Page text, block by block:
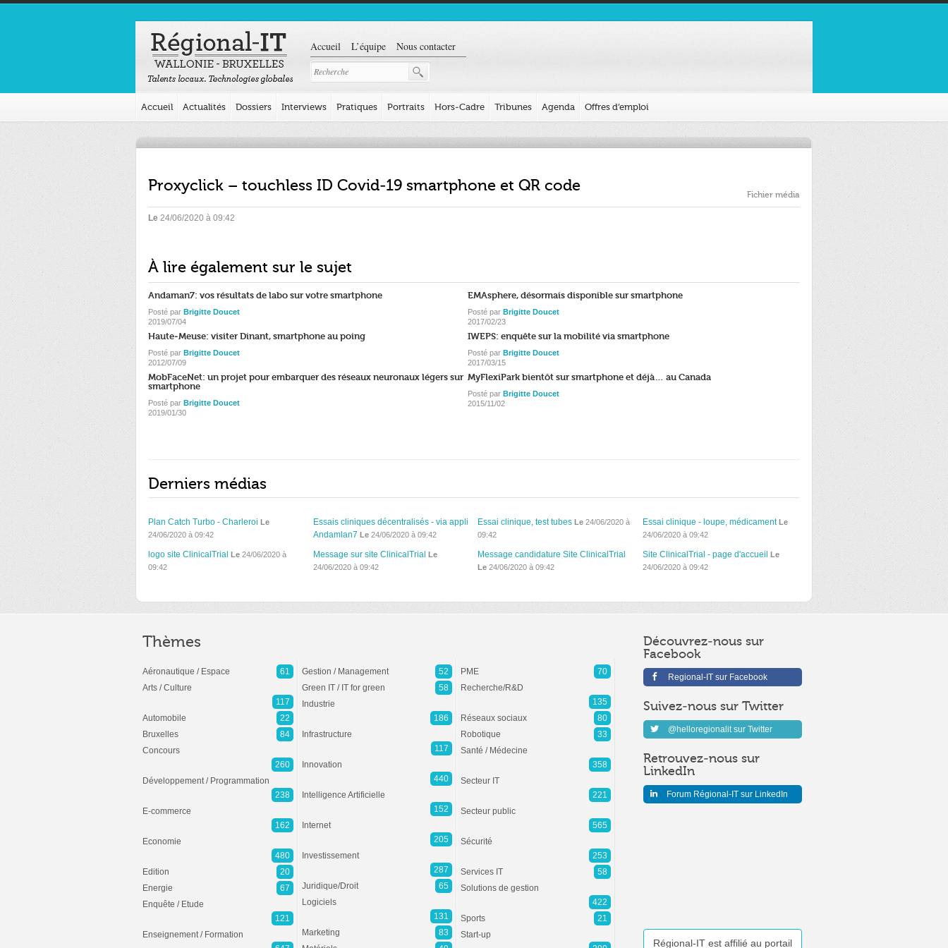
Accueil L’équipe Nous contacter
Accueil Actualités Dossiers Interviews Pratiques Portraits Hors-Cadre Tribunes Agenda Offres d’emploi
Proxyclick – touchless ID Covid-19 smartphone et QR code Fichier média
Le 24/06/2020 à 09:42
À lire également sur le sujet
Andaman7: vos résultats de labo sur votre smartphone
Posté par Brigitte Doucet
2019/07/04
EMAsphere, désormais disponible sur smartphone
Posté par Brigitte Doucet
2017/02/23
Haute-Meuse: visiter Dinant, smartphone au poing
Posté par Brigitte Doucet
2012/07/09
IWEPS: enquête sur la mobilité via smartphone
Posté par Brigitte Doucet
2017/03/15
MobFaceNet: un projet pour embarquer des réseaux neuronaux légers sur
smartphone
Posté par Brigitte Doucet
2019/01/30
MyFlexiPark bientôt sur smartphone et déjà… au Canada
Posté par Brigitte Doucet
2015/11/02
Derniers médias
Plan Catch Turbo - Charleroi Le
24/06/2020 à 09:42
Essais cliniques décentralisés - via appli
Andamlan7 Le24/06/2020 à 09:42
Essai clinique, test tubes Le 24/06/2020 à
09:42
Essai clinique - loupe, médicament Le
24/06/2020 à 09:42
logo site ClinicalTrial Le 24/06/2020 à
09:42
Message sur site ClinicalTrial Le
24/06/2020 à 09:42
Message candidature Site ClinicalTrial
Le 24/06/2020 à 09:42
Site ClinicalTrial - page d'accueil Le
24/06/2020 à 09:42
Découvrez-nous sur
Facebook
Regional-IT sur Facebook
Suivez-nous sur Twitter
@helloregionalit sur Twitter
Retrouvez-nous sur
LinkedIn
Forum Régional-IT sur LinkedIn
Régional-IT est affilié au portail
Thèmes
Aéronautique / Espace
61
Arts / Culture
117
Automobile
22
Bruxelles
84
Concours
260
Développement / Programmation
238
E-commerce
162
Economie
480
Edition
20
Energie
67
Enquête / Etude
121
Enseignement / Formation
Gestion / Management
52
Green IT / IT for green
58
Industrie
186
Infrastructure
117
Innovation
440
Intelligence Artificielle
152
Internet
205
Investissement
287
Juridique/Droit
65
Logiciels
131
Marketing
83
PME
70
Recherche/R&D
135
Réseaux sociaux
80
Robotique
33
Santé / Médecine
358
Secteur IT
221
Secteur public
565
Sécurité
253
Services IT
58
Solutions de gestion
422
Sports
21
Start-up